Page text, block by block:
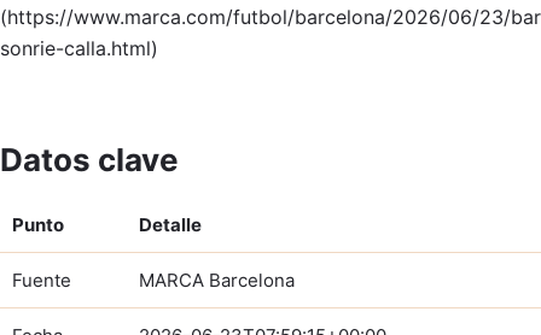
(https://www.marca.com/futbol/barcelona/2026/06/23/
sonrie-calla.html)
Datos clave
Punto Detalle
Fuente MARCA Barcelona